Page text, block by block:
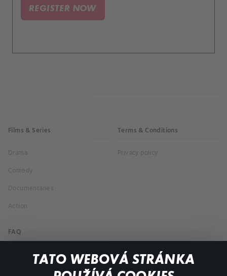
TATO WEBOVÁ STRÁNKA
REGISTER NOW
Films & Series
Drama
Comedy
Documentaries
Action
Terms & Conditions
Privacy policy
FAQ
My profile